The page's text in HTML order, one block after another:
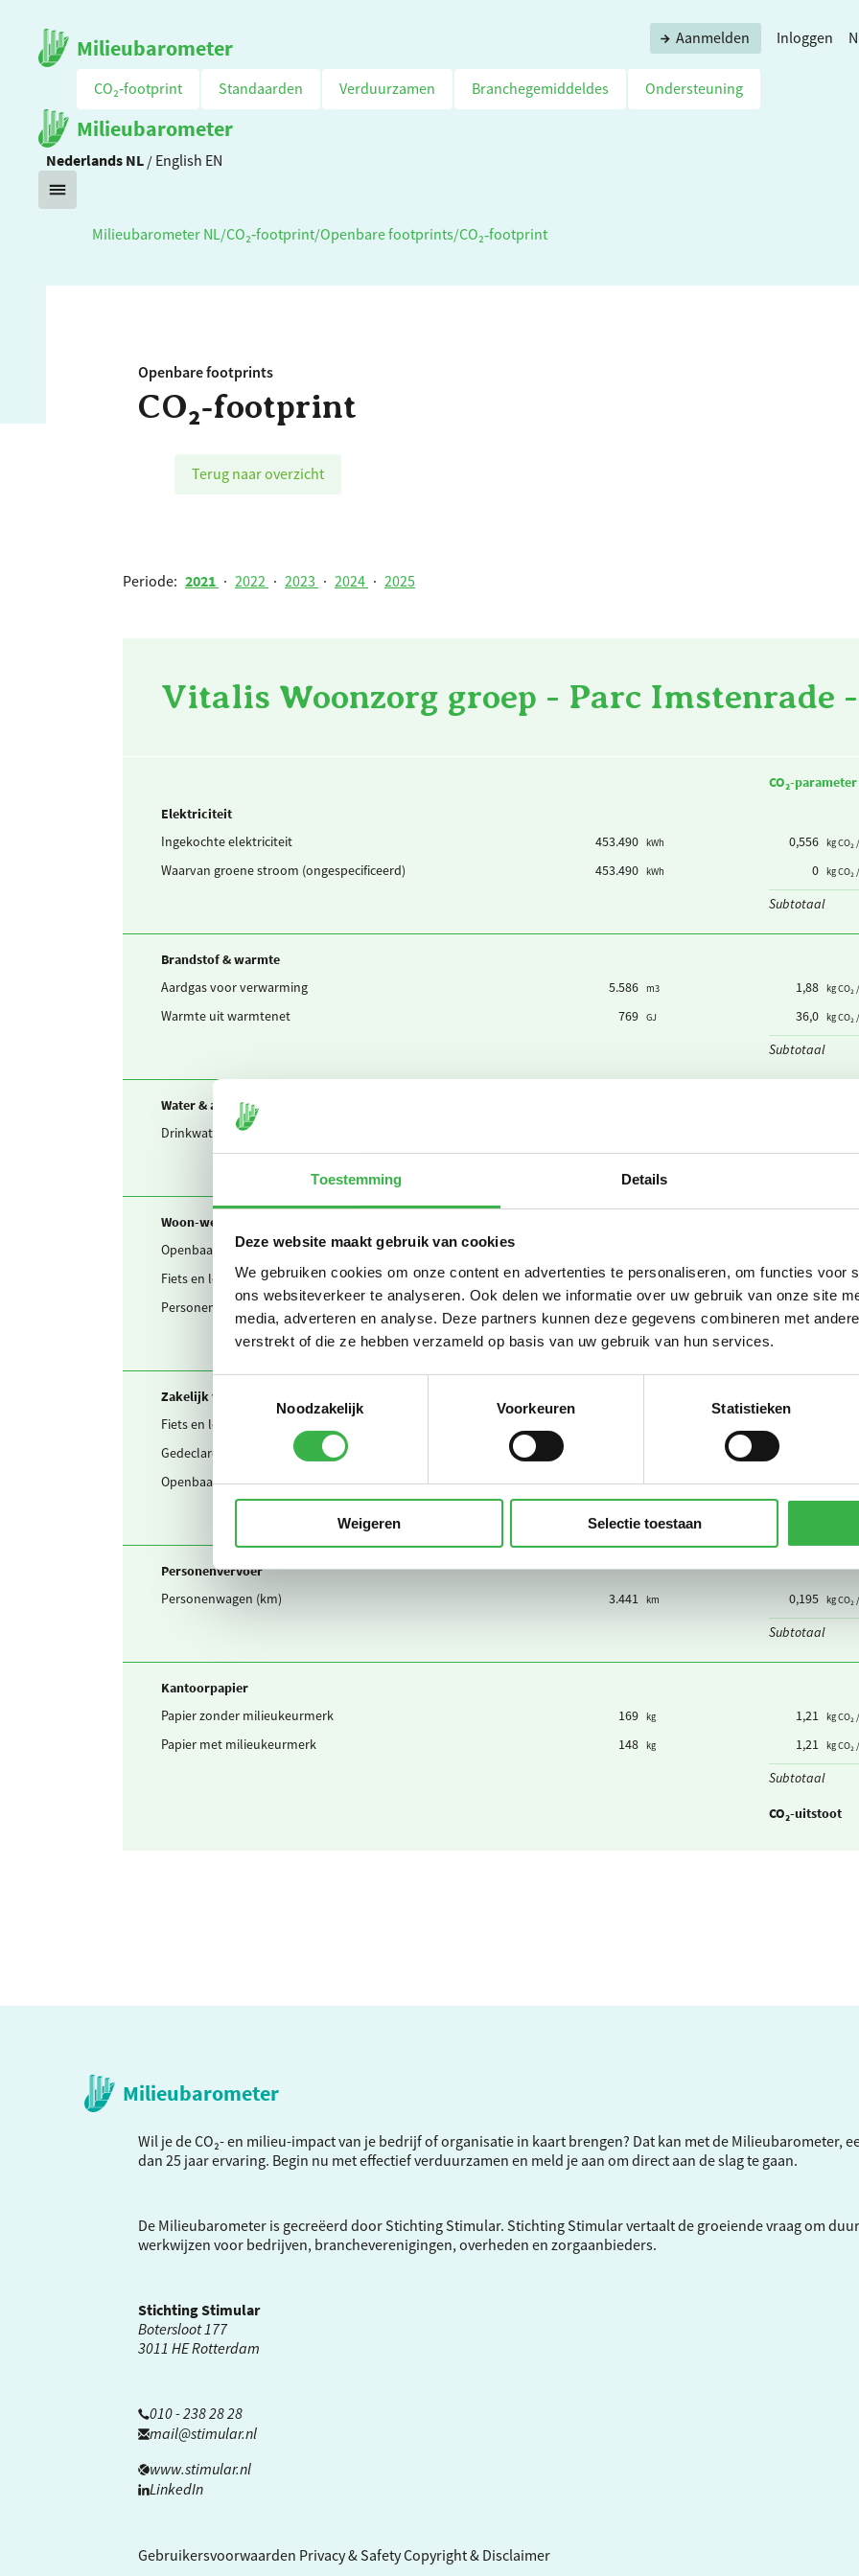
Toestemming Details
Deze website maakt gebruik van cookies
We gebruiken cookies om onze content en advertenties te personaliseren, om functies voor
ons websiteverkeer te analyseren. Ook delen we informatie over uw gebruik van onze site
media, adverteren en analyse. Deze partners kunnen deze gegevens combineren met
verstrekt of die ze hebben verzameld op basis van uw gebruik van hun services.
Noodzakelijk
Voorkeuren Statistieken
Weigeren Selectie toestaan
Milieubarometer Aanmelden Inloggen
CO₂‑footprint Standaarden Verduurzamen Branchegemiddeldes Ondersteuning
Milieubarometer
Nederlands NL / English EN
Milieubarometer NL /CO₂‑footprint/Openbare footprints/CO₂‑footprint
Openbare footprints
CO₂‑footprint
Terug naar overzicht
Periode: 2021 · 2022 · 2023 · 2024 · 2025
Vitalis Woonzorg groep - Parc Imstenrade -
CO₂-parameter
Elektriciteit
Ingekochte elektriciteit
453.490 kWh 0,556 kg CO₂
Waarvan groene stroom (ongespecificeerd) 453.490 kWh 0 kg CO₂
Subtotaal
Brandstof & warmte
Aardgas voor verwarming
5.586 m3 1,88 kg CO₂
Warmte uit warmtenet 769 GJ 36,0 kg CO₂
Subtotaal
Water & afvalwater
Drinkwater
Woon-werkverkeer
Openbaar vervoer mix
Fiets en lopen 74.894 km kg CO₂
Personenwagen in km
Zakelijk verkeer
Fiets en lopen
Gedeclareerde km privé auto's
Openbaar vervoer mix 2.628 personenkm 0,0150 kg
Personenvervoer
Personenwagen (km)
3.441 km 0,195 kg CO₂
Subtotaal
Kantoorpapier
Papier zonder milieukeurmerk
169 kg 1,21 kg CO₂
Papier met milieukeurmerk 148 kg 1,21 kg CO₂
Subtotaal
CO₂-uitstoot
Milieubarometer
Wil je de CO₂- en milieu-impact van je bedrijf of organisatie in kaart brengen? Dat kan met de Milieubarometer,
dan 25 jaar ervaring. Begin nu met effectief verduurzamen en meld je aan om direct aan de slag te gaan.
De Milieubarometer is gecreëerd door Stichting Stimular. Stichting Stimularvertaalt de groeiende vraag om
werkwijzen voor bedrijven, brancheverenigingen, overheden en zorgaanbieders.
Stichting Stimular
Botersloot 177
3011 HE Rotterdam
010 - 238 28 28
mail@stimular.nl
www.stimular.nl
LinkedIn
Gebruikersvoorwaarden Privacy & SafetyCopyright & Disclaimer